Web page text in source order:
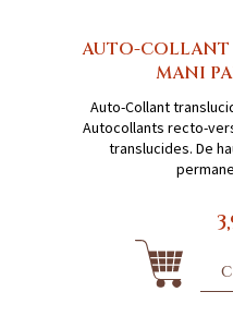
AUTO-
MANI
Auto-Collant
Autocollants recto-
translucides. De